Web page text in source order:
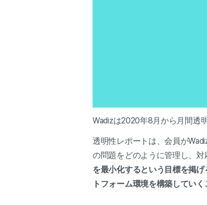
Wadizは2020年8月から月間透
透明性レポートは、会員が
の問題をどのように管理し、
を最小化するという目標を掲
トフォーム環境を構築していく